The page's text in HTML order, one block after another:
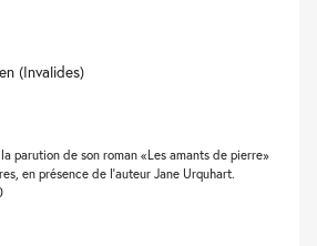
(Invalides)
parution de son roman «Les amants de pierre»
en présence de l’auteur Jane Urquhart.